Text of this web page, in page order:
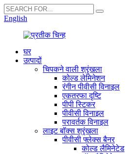
English
घर
उत्पादों
चिपकने वाली श्रृंखला
कोल्ड लेमिनेशन
रंगीन पीवीसी विनाइल
एकतरफा दृष्टि
पीपी स्टिकर
पीवीसी विनाइल
परावर्तक विनाइल
लाइट बॉक्स श्रृंखला
पीवीसी फ्लेक्स बैनर
कोल्ड लैमिनेटेड